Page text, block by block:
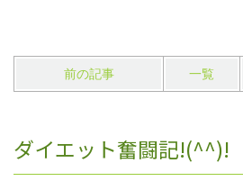
前の記事 一覧
ダイエット奮闘記!(^^)!